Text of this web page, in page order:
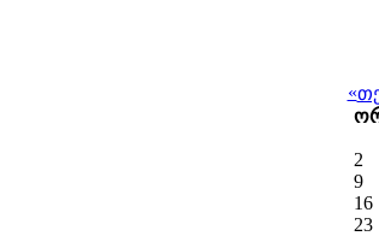
«
2
9
16
23